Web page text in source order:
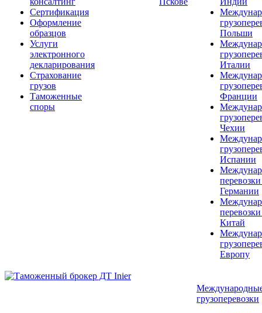
Сертификация
Оформление
образцов
Услуги
электронного
декларирования
Страхование
грузов
Таможенные
споры
Польши
Италии
Франции
Чехии
Испании
Германии
Китай
Европу
грузоперевозки